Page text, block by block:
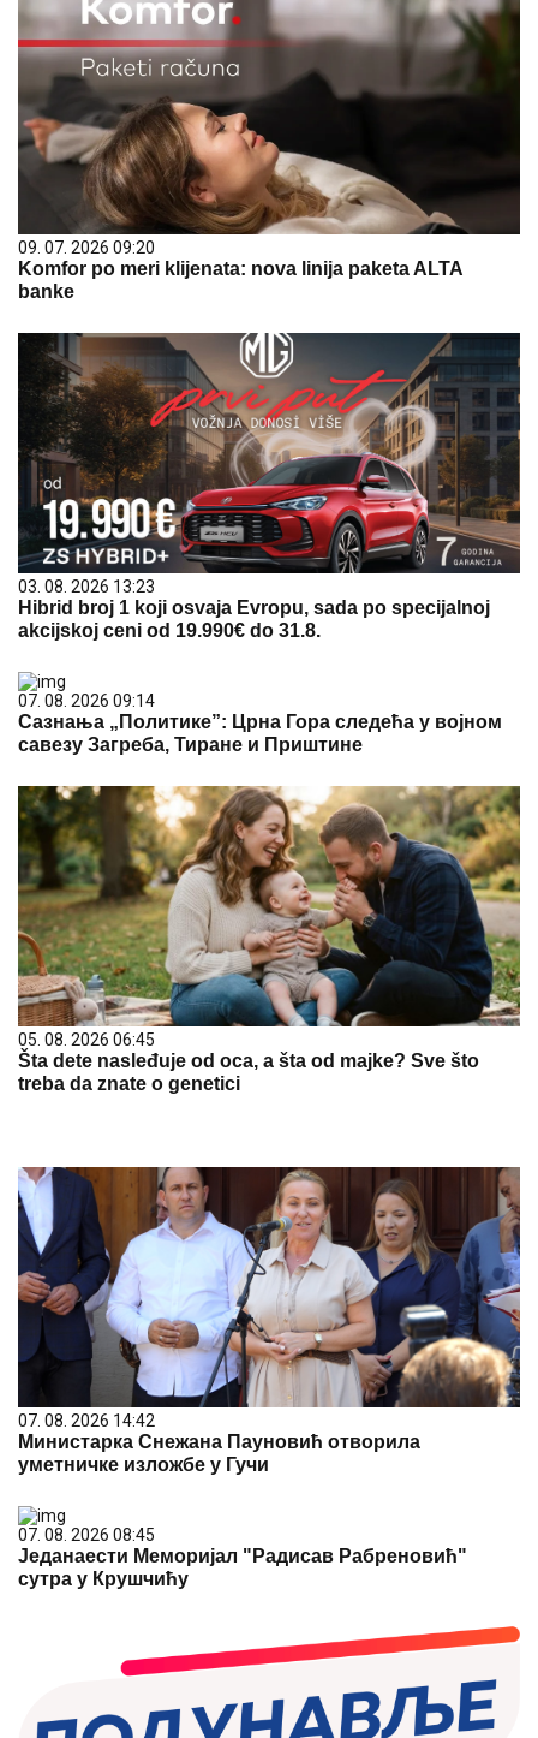
09. 07. 2026 09:20
Komfor po meri klijenata: nova linija paketa ALTA
banke
03. 08. 2026 13:23
Hibrid broj 1 koji osvaja Evropu, sada po specijalnoj
akcijskoj ceni od 19.990€ do 31.8.
07. 08. 2026 09:14
Сазнања „Политике”: Црна Гора следећа у војном
савезу Загреба, Тиране и Приштине
05. 08. 2026 06:45
Šta dete nasleđuje od oca, a šta od majke? Sve što
treba da znate o genetici
07. 08. 2026 14:42
Министарка Снежана Пауновић отворила
уметничке изложбе у Гучи
07. 08. 2026 08:45
Једанаести Меморијал "Радисав Рабреновић"
сутра у Крушчићу